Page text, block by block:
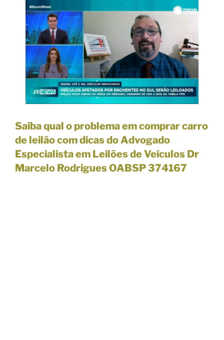
Saiba qual o problema em comprar carro
de leilão com dicas do Advogado
Especialista em Leilões de Veículos Dr
Marcelo Rodrigues OABSP 374167